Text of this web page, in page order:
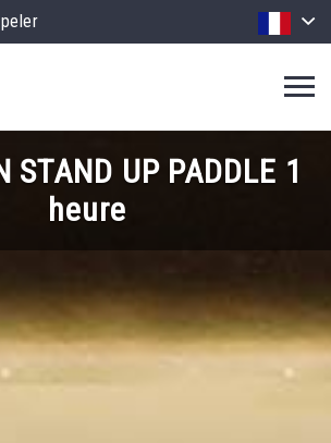
STAND UP PADDLE 1
heure